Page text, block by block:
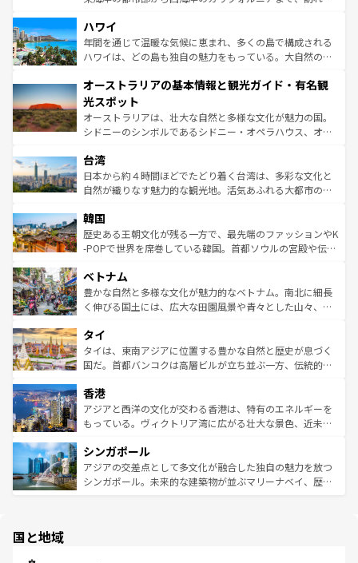
着のスイス情報は
のような巨大都市は、観光、ショッピング、エンターテイ
ンメントが詰まった刺激的なスポットだ。一方、アメリカ
西部には大自然が広がり、グランドキャニオンやイエロー
部のニューオーリンズでは、音楽と美食が融合した独特の
文化が魅力。旅行者はアメリカの各地域で異なる魅力を楽
しみながら、その多様性と豊かな歴史を感じることができ
るだろう。車でのロードトリップや列車の旅も、アメリカ
情報は
ハワイ
年間を通じて温暖な気候に恵まれ、多くの島で構成される
ハワイは、どの島も独自の魅力をもっている。大自然の神
ワイ島は見逃せない。また、定番の観光地といえばオアフ
島だが、静かな自然を求めるならマウイ島やカウアイ島が
おすすめ。エメラルドグリーンに輝く海をはじめ、豊かな
文化や歴史が息づいている。「アロハスピリット」と呼ば
人々、おいしいローカルフードやハワイアンミュージッ
ク、伝統的なフラダンスなど、すべてがハワイの魅力を彩
っている。訪れるたびに新しい発見と感動が待っているハ
はコンテンツ一覧
オーストラリアの基本情報と観光ガイド・有名観
光スポット
オーストラリアは、壮大な自然と多様な文化が魅力の国。
シドニーのシンボルであるシドニー・オペラハウス、オー
リアリーフや大陸中央部にそびえるウルル（エアーズロッ
ク）、タスマニアの美しい原生林やケアンズの熱帯雨林な
ど、見どころがたくさん。また、カフェやワイン、オージ
いる。アクティビティも充実しており、サーフィンやダイ
ビング、ハイキングなど、アウトドア好きにはたまらな
い。オーストラリアの多彩な魅力を存分に味わいつくそ
参照してほしい。
台湾
日本から約４時間ほどでたどり着く台湾は、多彩な文化と
自然が織りなす魅力的な観光地。活気あふれる大都市の台
ン）、静ひつな山岳地帯である台湾東部など、都市の喧騒
と山間の静けさが共存しており、訪れる人に新しい発見と
驚きをもたらしてくれる。また、奥深い台湾の食文化も魅
容にもいいと評判のスイーツなど、バラエティ豊かな料理
が味わえる。 なお、新着の台湾情報は コンテンツ一覧を参
照してほしい。
韓国
歴史ある王朝文化が残る一方で、最先端のファッションやK
-POPで世界を席巻している韓国。首都ソウルの宮殿や伝統
き、地方に足を延ばせば四季折々の自然美を楽しむことが
できる。そして、キムチや焼肉、絶品のストリートフード
まで、さまざまな韓国料理が待っている。夜には、韓国な
リティに包まれながら、韓国の多彩な魅力を心ゆくまで味
わってみてほしい。 なお、新着の韓国情報はコンテンツ一
覧を参照してほしい。
ベトナム
豊かな自然と多様な文化が魅力的なベトナム。南北に細長
く伸びる国土には、広大な田園風景や青々とした山々、世
急速な発展と共に伝統が息づく。ハノイの古い町並みやホ
ーチミン市のフランス統治時代の建物も、独特の雰囲気を
醸し出している。また、バラエティの豊かさとおいしさで
とつ。フォーやバインミー、ベトナムコーヒーなどは、ぜ
ひ現地で味わいたい。どの地域を訪れてもあたたかい人々
が旅行者を迎えてくれるので、きっと忘れられない旅にな
参照してほしい。
タイ
タイは、東南アジアに位置する豊かな自然と歴史が息づく
国だ。首都バンコクは高層ビルが立ち並ぶ一方、伝統的な
の活気が交差している。北部ではチェンマイなどの山岳地
帯で自然と触れ合い、南部ではプーケットやクラビの美し
いビーチでリゾート気分を楽しむことができる。タイ料理
激する。気候は一年中温暖で、どの季節にも異なる楽しみ
が待っている。親しみやすいタイの人々、仏教を中心とし
た文化、そして多様な観光資源が、訪れる旅人を魅了し続
香港
アジアと西洋の文化が交わる香港は、特有のエネルギーを
もっている。ヴィクトリア湾に広がる壮大な景色、近未来
み、どこを訪れても感動するはず。観光スポットが密集し
ており、効率よく見どころを回れるのも魅力。息をのむよ
うな絶景から文化的な体験まで、香港を存分に楽しみ尽く
シンガポール
アジアの交差点として多文化が融合した独自の魅力を放つ
シンガポール。未来的な建築物が並ぶマリーナベイ、歴史
国と地域